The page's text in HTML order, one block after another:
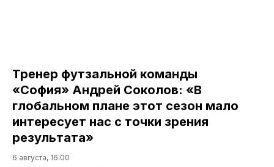
Тренер футзальной команды
«София» Андрей Соколов: «В
глобальном плане этот сезон мало
интересует нас с точки зрения
результата»
6 августа, 16:00